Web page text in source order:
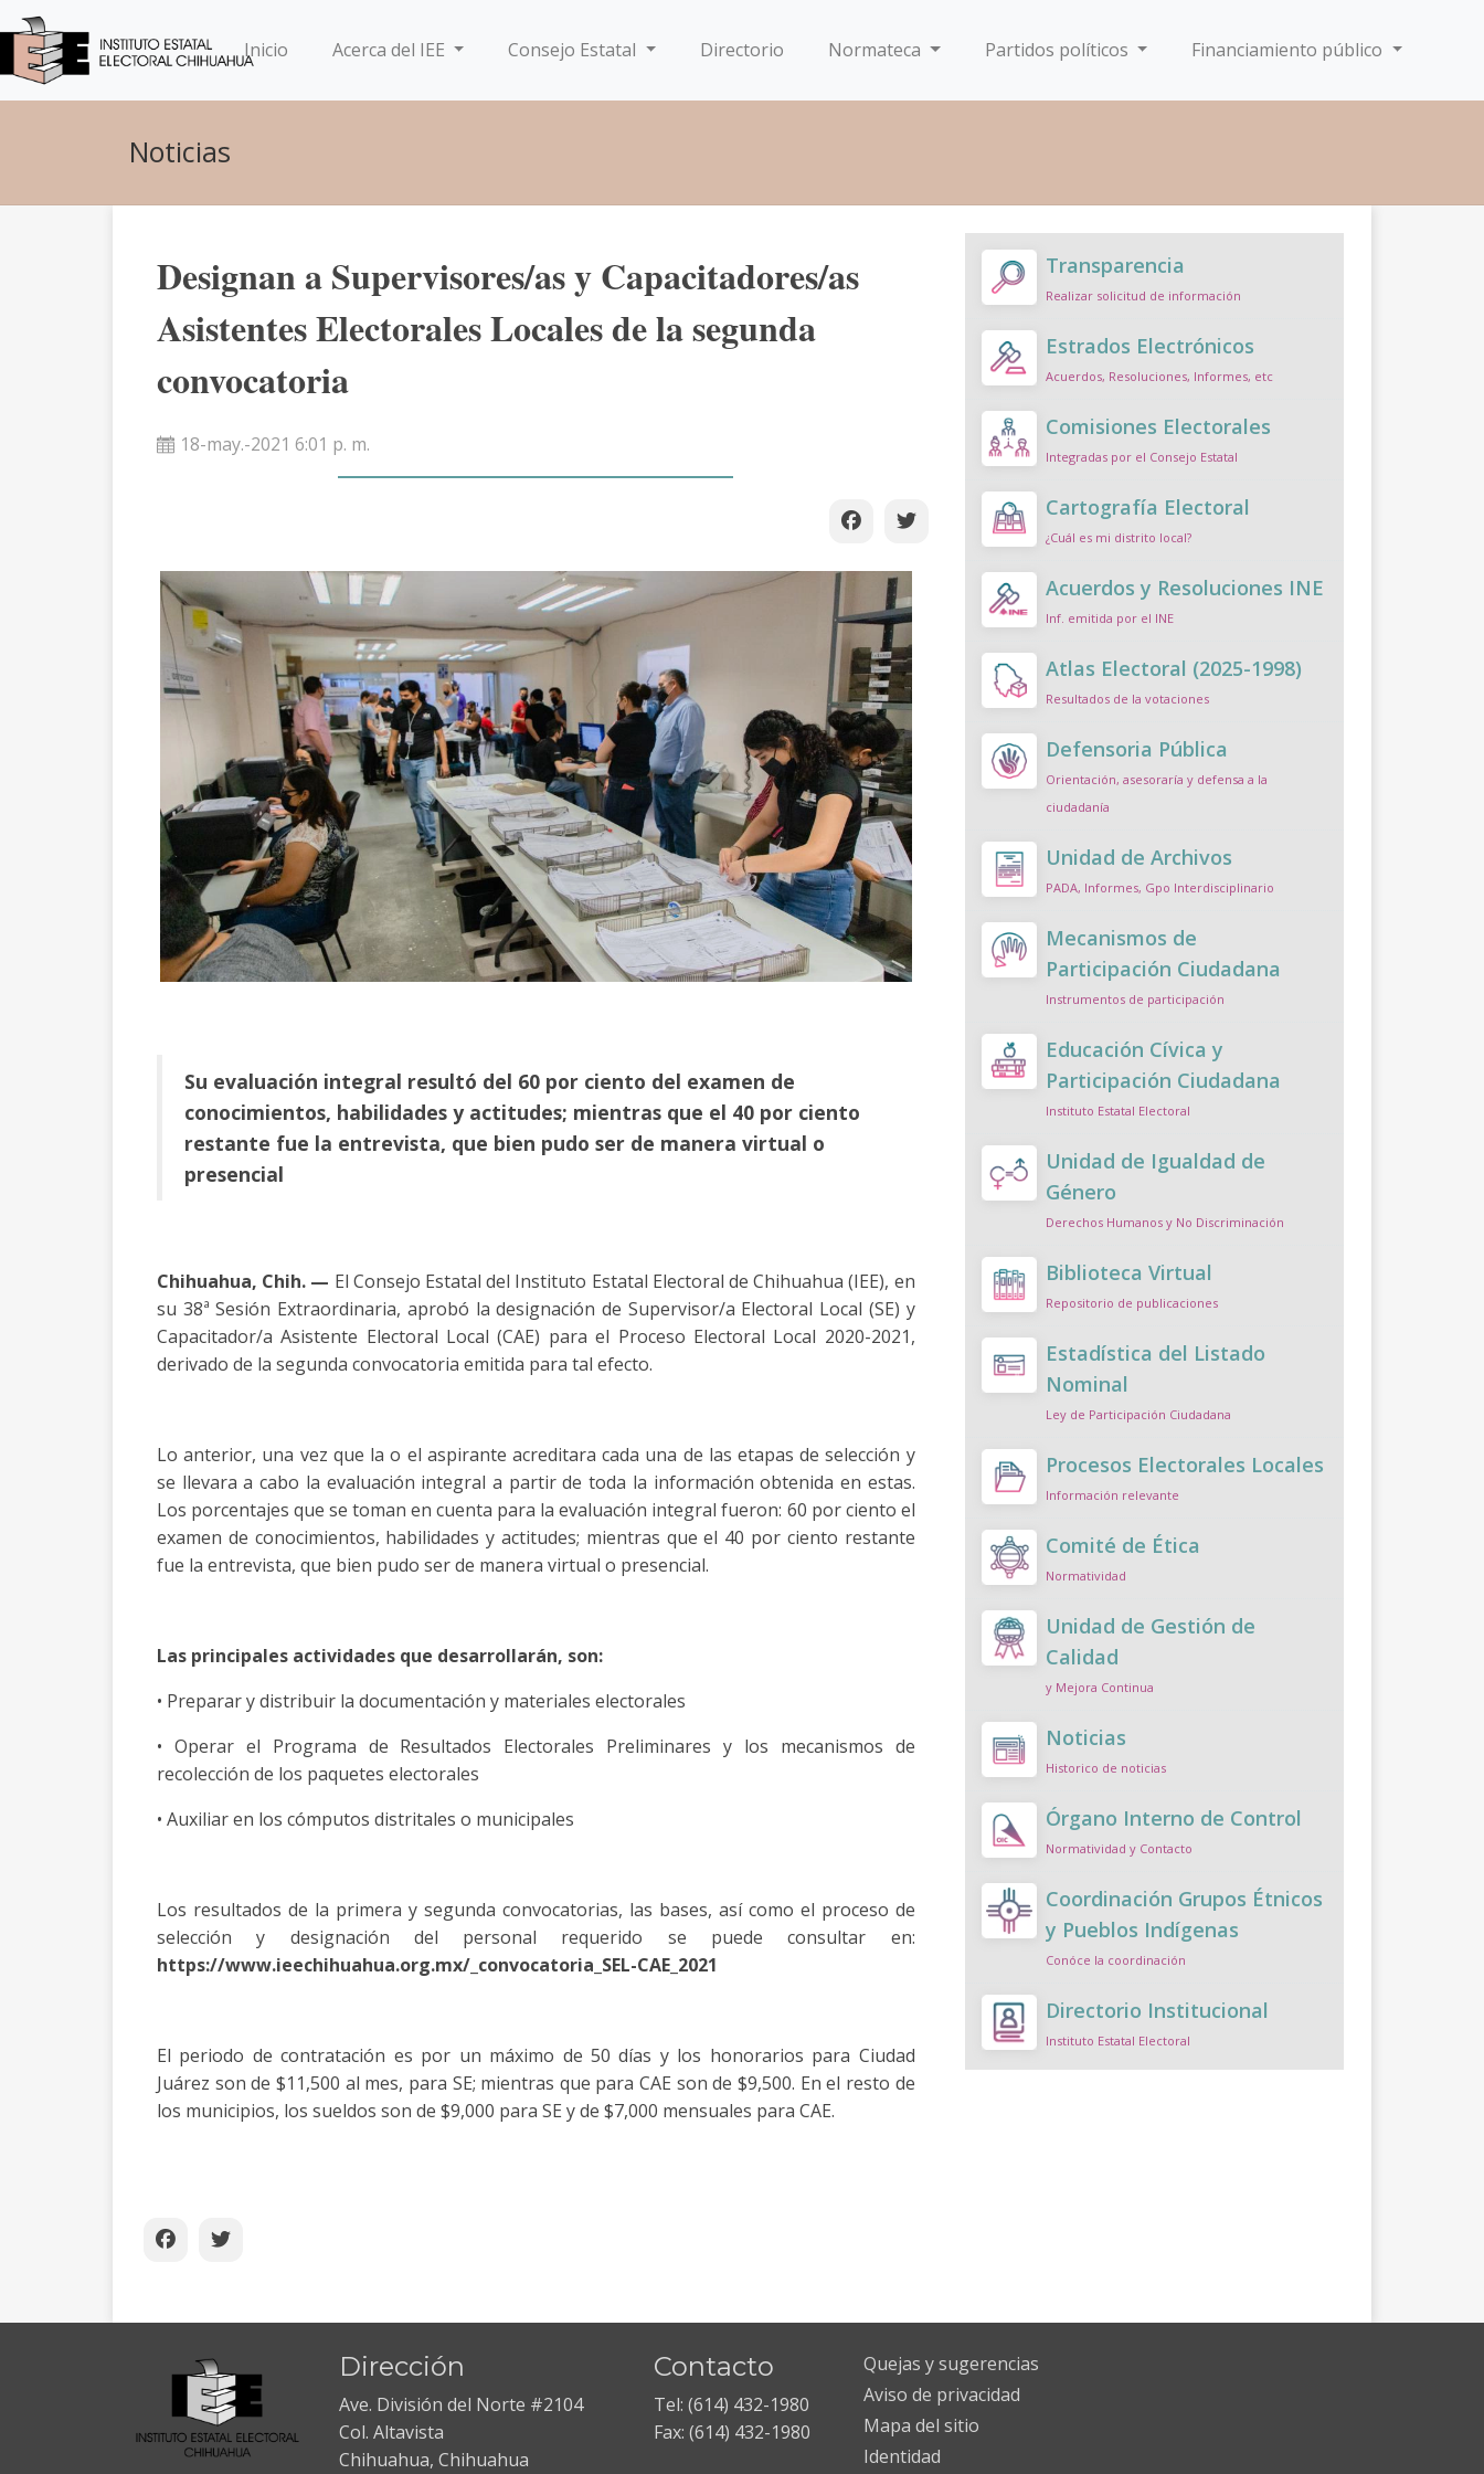
Inicio(current)Acerca del IEE Consejo Estatal Directorio Normateca Partidos políticos Financiamiento público
Noticias
Designan a Supervisores/as y Capacitadores/as
Asistentes Electorales Locales de la segunda
convocatoria
18-may.-2021 6:01 p. m.
Su evaluación integral resultó del 60 por ciento del examen de
conocimientos, habilidades y actitudes; mientras que el 40 por ciento
restante fue la entrevista, que bien pudo ser de manera virtual o
presencial
Chihuahua, Chih. — El Consejo Estatal del Instituto Estatal Electoral de Chihuahua (IEE), en
su 38ª Sesión Extraordinaria, aprobó la designación de Supervisor/a Electoral Local (SE) y
Capacitador/a Asistente Electoral Local (CAE) para el Proceso Electoral Local 2020-2021,
derivado de la segunda convocatoria emitida para tal efecto.
Lo anterior, una vez que la o el aspirante acreditara cada una de las etapas de selección y
se llevara a cabo la evaluación integral a partir de toda la información obtenida en estas.
Los porcentajes que se toman en cuenta para la evaluación integral fueron: 60 por ciento el
examen de conocimientos, habilidades y actitudes; mientras que el 40 por ciento restante
fue la entrevista, que bien pudo ser de manera virtual o presencial.
Las principales actividades que desarrollarán, son:
• Preparar y distribuir la documentación y materiales electorales
• Operar el Programa de Resultados Electorales Preliminares y los mecanismos de
recolección de los paquetes electorales
• Auxiliar en los cómputos distritales o municipales
Los resultados de la primera y segunda convocatorias, las bases, así como el proceso de
selección y designación del personal requerido se puede consultar en:
https://www.ieechihuahua.org.mx/_convocatoria_SEL-CAE_2021
El periodo de contratación es por un máximo de 50 días y los honorarios para Ciudad
Juárez son de $11,500 al mes, para SE; mientras que para CAE son de $9,500. En el resto de
los municipios, los sueldos son de $9,000 para SE y de $7,000 mensuales para CAE.
Transparencia
Realizar solicitud de información
Estrados Electrónicos
Acuerdos, Resoluciones, Informes, etc
Comisiones Electorales
Integradas por el Consejo Estatal
Cartografía Electoral
¿Cuál es mi distrito local?
Acuerdos y Resoluciones INE
Inf. emitida por el INE
Atlas Electoral (2025-1998)
Resultados de la votaciones
Defensoria Pública
Orientación, asesoraría y defensa a la
ciudadanía
Unidad de Archivos
PADA, Informes, Gpo Interdisciplinario
Mecanismos de
Participación Ciudadana
Instrumentos de participación
Educación Cívica y
Participación Ciudadana
Instituto Estatal Electoral
Unidad de Igualdad de
Género
Derechos Humanos y No Discriminación
Biblioteca Virtual
Repositorio de publicaciones
Estadística del Listado
Nominal
Ley de Participación Ciudadana
Procesos Electorales Locales
Información relevante
Comité de Ética
Normatividad
Unidad de Gestión de
Calidad
y Mejora Continua
Noticias
Historico de noticias
Órgano Interno de Control
Normatividad y Contacto
Coordinación Grupos Étnicos
y Pueblos Indígenas
Conóce la coordinación
Directorio Institucional
Instituto Estatal Electoral
Dirección
Ave. División del Norte #2104
Col. Altavista
Chihuahua, Chihuahua
Contacto
Tel: (614) 432-1980
Fax: (614) 432-1980
Quejas y sugerencias
Aviso de privacidad
Mapa del sitio
Identidad